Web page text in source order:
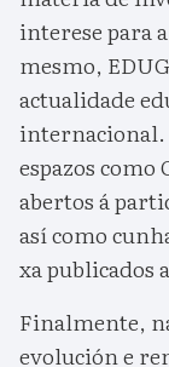
interese para
mesmo,
actualidade
internacional.
espazos como
abertos á
así como
xa publicados
Finalmente,
evolución e